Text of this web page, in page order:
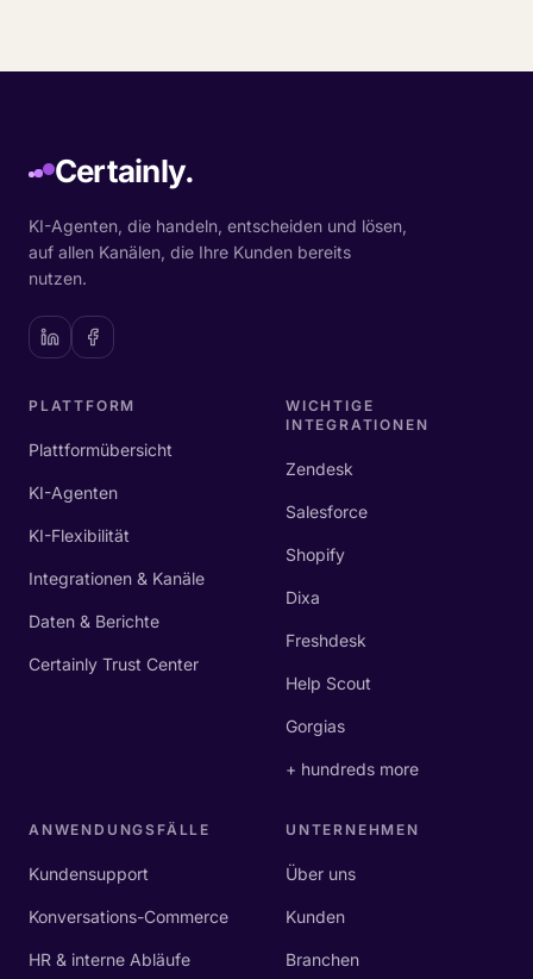
Certainly.
KI-Agenten, die handeln, entscheiden und lösen,
auf allen Kanälen, die Ihre Kunden bereits
nutzen.
PLATTFORM
Plattformübersicht
KI-Agenten
KI-Flexibilität
Integrationen & Kanäle
Daten & Berichte
Certainly Trust Center
WICHTIGE
INTEGRATIONEN
Zendesk
Salesforce
Shopify
Dixa
Freshdesk
Help Scout
Gorgias
+ hundreds more
ANWENDUNGSFÄLLE
Kundensupport
Konversations-Commerce
HR & interne Abläufe
UNTERNEHMEN
Über uns
Kunden
Branchen